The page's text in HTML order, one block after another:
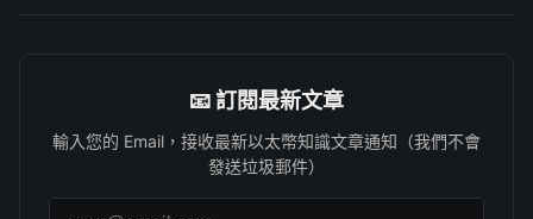
📧 訂閱最新文章
輸入您的 Email，接收最新以太幣知識文章通知（我們不會
發送垃圾郵件）
電子郵件地址